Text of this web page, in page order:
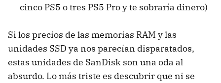
cinco PS5 o tres PS5 Pro y te sobraría dinero)
Si los precios de las memorias RAM y las
unidades SSD ya nos parecían disparatados,
estas unidades de SanDisk son una oda al
absurdo. Lo más triste es descubrir que ni se